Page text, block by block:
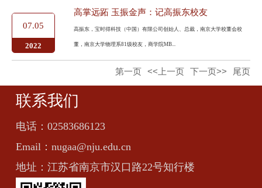
07.05
2022
高掌远跖 玉振金声：记高振东校友
高振东，宝时得科技（中国）有限公司创始人、总裁，南京大学校董会校
董，南京大学物理系81级校友，商学院MB...
第一页 <<上一页 下一页>> 尾页
联系我们
电话： 02583686123
Email： nugaa@nju.edu.cn
地址： 江苏省南京市汉口路22号知行楼